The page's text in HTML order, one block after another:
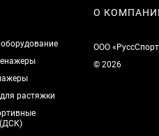
растяжки
О
ООО
© 2026